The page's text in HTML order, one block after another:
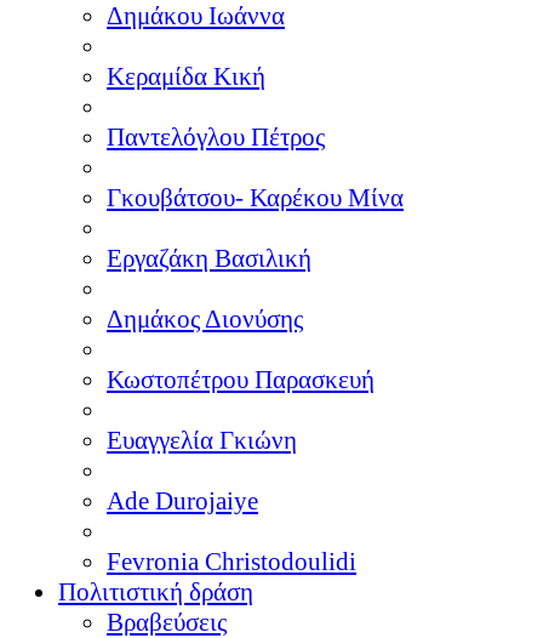
Δημάκου Ιωάννα
Κεραμίδα Κική
Παντελόγλου Πέτρος
Γκουβάτσου- Καρέκου Μίνα
Εργαζάκη Βασιλική
Δημάκος Διονύσης
Κωστοπέτρου Παρασκευή
Ευαγγελία Γκιώνη
Ade Durojaiye
Fevronia Christodoulidi
Πολιτιστική δράση
Βραβεύσεις